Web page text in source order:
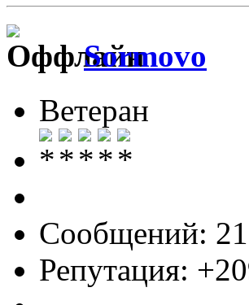
Sormovo
Ветеран
Сообщений:
Репутация: